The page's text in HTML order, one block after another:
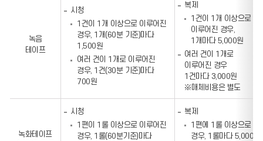
녹음
테이프
시청
1건이 1개 이상으로 이루어진
경우, 1개(60분 기준)마다
1,500원
여러 건이 1개로 이루어진
경우, 1건(30분 기준)마다
700원
복제
1건이 1개 이상으로
이루어진 경우,
1개마다 5,000원
여러 건이 1개로
이루어진 경우
1건마다 3,000원
※매체비용은 별도
녹화테이프
시청
1편이 1롤 이상으로 이루어진
경우, 1롤(60분기준)마다
복제
1편에 1롤 이상으로 이
경우, 1롤마다 5,000원